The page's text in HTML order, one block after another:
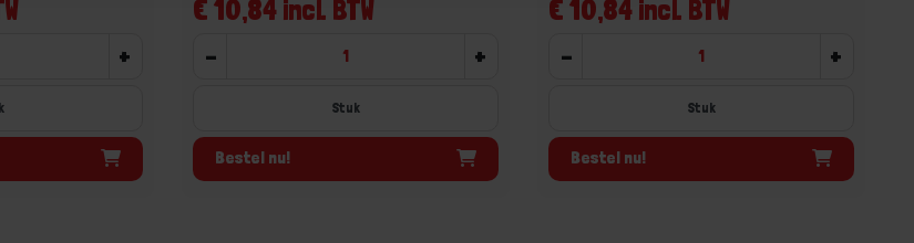
+
€ 10,84 incl. BTW
- +
Stuk
Bestel nu!
€ 10,84 incl. BTW
- +
Stuk
Bestel nu!